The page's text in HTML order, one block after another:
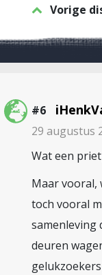
Vorige
#6
29 augustus
Wat een
Maar vooral,
toch vooral
samenleving
deuren